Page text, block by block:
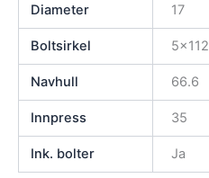
Diameter 17
Boltsirkel 5×112
Navhull 66.6
Innpress 35
Ink. bolter Ja